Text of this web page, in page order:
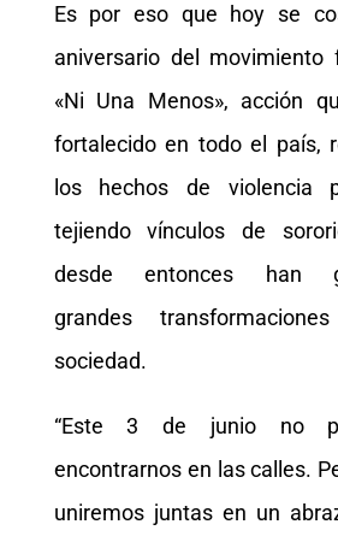
Es por eso que hoy se
aniversario del movimiento
«Ni Una Menos», acción
fortalecido en todo el país,
los hechos de violencia
tejiendo vínculos de
desde entonces han
grandes
sociedad.
“Este 3 de junio no
encontrarnos en las calles.
uniremos juntas en un